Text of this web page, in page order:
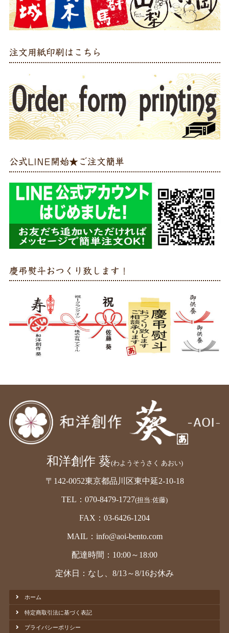
注文用紙印刷はこちら
公式LINE開始★ご注文簡単
慶弔熨斗おつくり致します！
和洋創作 葵(わようそうさく あおい)
〒142-0052東京都品川区東中延2-10-18
TEL：070-8479-1727(担当:佐藤)
FAX：03-6426-1204
MAIL：info@aoi-bento.com
配達時間：10:00～18:00
定休日：なし、8/13～8/16お休み
ホーム
特定商取引法に基づく表記
プライバシーポリシー